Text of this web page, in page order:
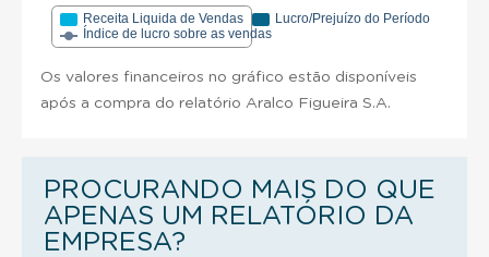
Receita Liquida de Vendas
Lucro/Prejuízo do Período
Índice de lucro sobre as vendas
Os valores financeiros no gráfico estão disponíveis
após a compra do relatório Aralco Figueira S.A.
PROCURANDO MAIS DO QUE
APENAS UM RELATÓRIO DA
EMPRESA?